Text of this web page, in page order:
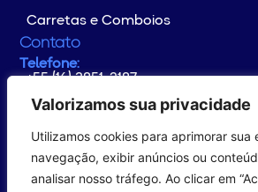
Valorizamos sua privacidade
Utilizamos cookies para aprimorar sua
navegação, exibir anúncios ou
analisar nosso tráfego. Ao clicar em
Carretas e Comboios
Contato
Telefone:
+55 (16) 3851-2187
Whatsapp:
+55 (16) 99176-4133
Endereço:
Rodovia Altino Arantes Km 102
CEP: 14.649-899 - Distrito Industrial
Morro Agudo/SP – Brasil